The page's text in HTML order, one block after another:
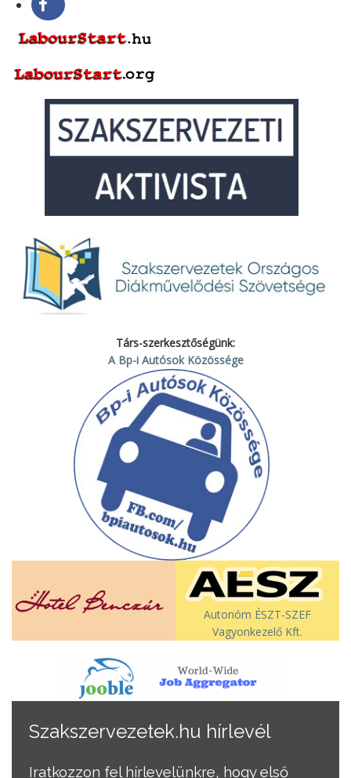
Társ-szerkesztőségünk:
A Bp-i Autósok Közössége
Autonóm ÉSZT-SZEF
Vagyonkezelő Kft.
Szakszervezetek.hu hírlevél
Iratkozzon fel hírlevelünkre, hogy első